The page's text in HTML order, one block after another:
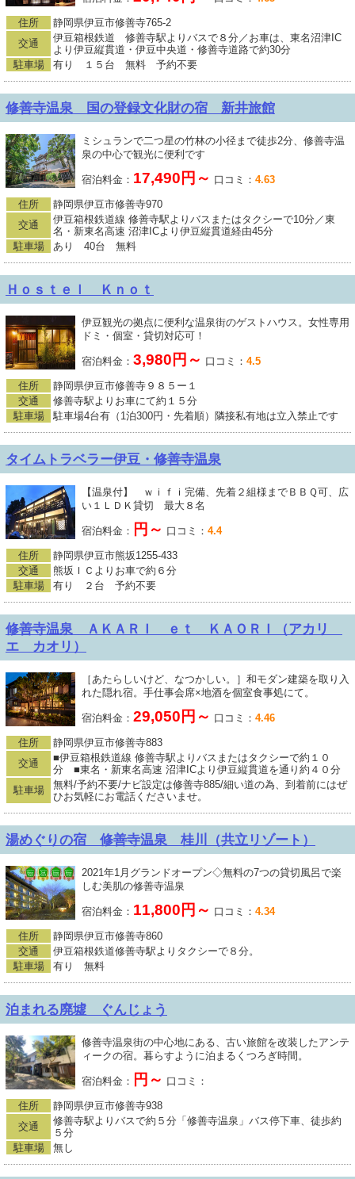
住所
静岡県伊豆市修善寺765-2
交通
伊豆箱根鉄道 修善寺駅よりバスで８分／お車は、東名沼津IC
より伊豆縦貫道・伊豆中央道・修善寺道路で約30分
駐車場
有り １５台 無料 予約不要
修善寺温泉 国の登録文化財の宿 新井旅館
ミシュランで二つ星の竹林の小径まで徒歩2分、修善寺温
泉の中心で観光に便利です
宿泊料金： 17,490円～ 口コミ： 4.63
住所
静岡県伊豆市修善寺970
交通
伊豆箱根鉄道線 修善寺駅よりバスまたはタクシーで10分／東
名・新東名高速 沼津ICより伊豆縦貫道経由45分
駐車場
あり 40台 無料
Ｈｏｓｔｅｌ Ｋｎｏｔ
伊豆観光の拠点に便利な温泉街のゲストハウス。女性専用
ドミ・個室・貸切対応可！
宿泊料金： 3,980円～ 口コミ： 4.5
住所
静岡県伊豆市修善寺９８５ー１
交通
修善寺駅よりお車にて約１５分
駐車場
駐車場4台有（1泊300円・先着順）隣接私有地は立入禁止です
タイムトラベラー伊豆・修善寺温泉
【温泉付】 ｗｉｆｉ完備、先着２組様までＢＢＱ可、広
い１ＬＤＫ貸切 最大８名
宿泊料金： 円～ 口コミ： 4.4
住所
静岡県伊豆市熊坂1255-433
交通
熊坂ＩＣよりお車で約６分
駐車場
有り ２台 予約不要
修善寺温泉 ＡＫＡＲＩ ｅｔ ＫＡＯＲＩ（アカリ
エ カオリ）
［あたらしいけど、なつかしい。］和モダン建築を取り入
れた隠れ宿。手仕事会席×地酒を個室食事処にて。
宿泊料金： 29,050円～ 口コミ： 4.46
住所
静岡県伊豆市修善寺883
交通
■伊豆箱根鉄道線 修善寺駅よりバスまたはタクシーで約１０
分 ■東名・新東名高速 沼津ICより伊豆縦貫道を通り約４０分
駐車場
無料/予約不要/ナビ設定は修善寺885/細い道の為、到着前にはぜ
ひお気軽にお電話くださいませ。
湯めぐりの宿 修善寺温泉 桂川（共立リゾート）
2021年1月グランドオープン◇無料の7つの貸切風呂で楽
しむ美肌の修善寺温泉
宿泊料金： 11,800円～ 口コミ： 4.34
住所
静岡県伊豆市修善寺860
交通
伊豆箱根鉄道修善寺駅よりタクシーで８分。
駐車場
有り 無料
泊まれる廃墟 ぐんじょう
修善寺温泉街の中心地にある、古い旅館を改装したアンテ
ィークの宿。暮らすように泊まるくつろぎ時間。
宿泊料金： 円～ 口コミ：
住所
静岡県伊豆市修善寺938
交通
修善寺駅よりバスで約５分「修善寺温泉」バス停下車、徒歩約
５分
駐車場
無し